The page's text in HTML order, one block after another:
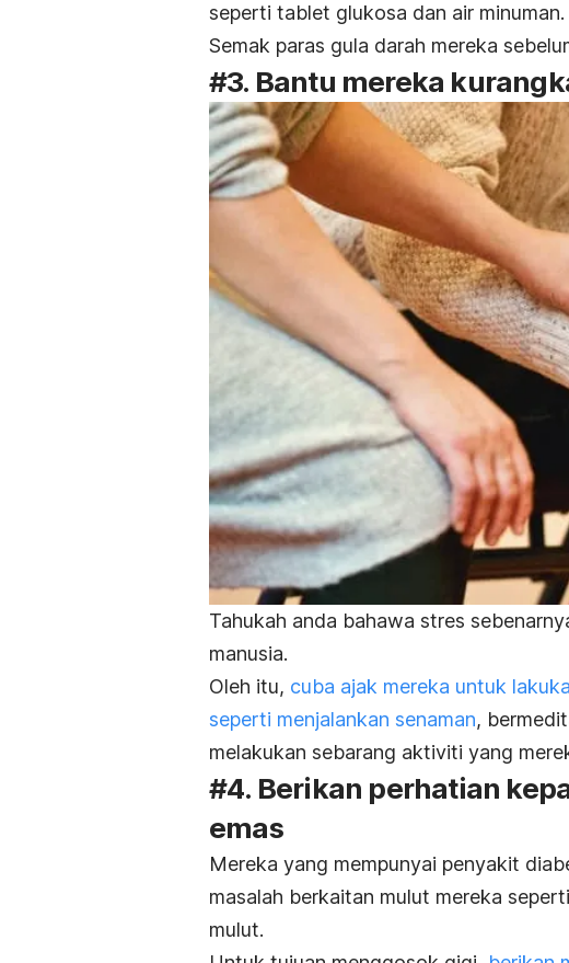
seperti tablet glukosa dan air minuman.
Semak paras gula darah mereka
#3. Bantu mereka
Tahukah anda bahawa stres
manusia.
Oleh itu, cuba ajak mereka untuk
seperti menjalankan senaman,
melakukan sebarang aktiviti yang
#4. Berikan perhatian
emas
Mereka yang mempunyai penyakit
masalah berkaitan mulut mereka
mulut.